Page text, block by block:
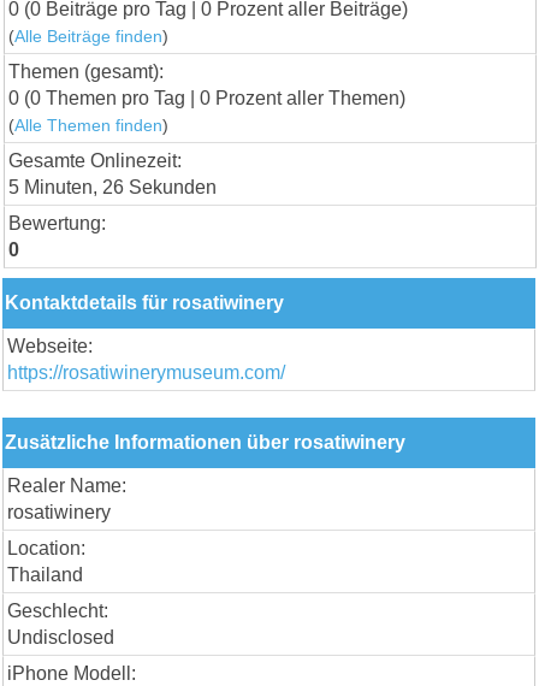
0 (0 Beiträge pro Tag | 0 Prozent aller Beiträge)
(Alle Beiträge finden)
Themen (gesamt):
0 (0 Themen pro Tag | 0 Prozent aller Themen)
(Alle Themen finden)
Gesamte Onlinezeit:
5 Minuten, 26 Sekunden
Bewertung:
0
Kontaktdetails für rosatiwinery
Webseite:
https://rosatiwinerymuseum.com/
Zusätzliche Informationen über rosatiwinery
Realer Name:
rosatiwinery
Location:
Thailand
Geschlecht:
Undisclosed
iPhone Modell: